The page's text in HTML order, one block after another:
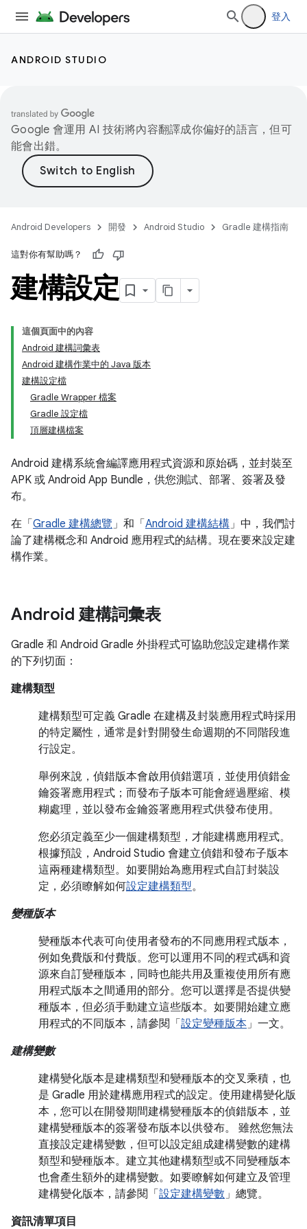
登入
ANDROID STUDIO
Google 會運用 AI 技術將內容翻譯成你偏好的語言，但可
能會出錯。
Android Developers 開發 Android Studio Gradle 建構指南
這對你有幫助嗎？
建構設定
這個頁面中的內容
Android 建構詞彙表
Android 建構作業中的 Java 版本
建構設定檔
Gradle Wrapper 檔案
Gradle 設定檔
頂層建構檔案
Android 建構系統會編譯應用程式資源和原始碼，並封裝至
APK 或 Android App Bundle，供您測試、部署、簽署及發
布。
在「 Gradle 建構總覽」和「 Android 建構結構」中，我們討
論了建構概念和 Android 應用程式的結構。現在要來設定建
構作業。
Android 建構詞彙表
Gradle 和 Android Gradle 外掛程式可協助您設定建構作業
的下列切面：
建構類型
建構類型可定義 Gradle 在建構及封裝應用程式時採用
的特定屬性，通常是針對開發生命週期的不同階段進
行設定。
舉例來說，偵錯版本會啟用偵錯選項，並使用偵錯金
鑰簽署應用程式；而發布子版本可能會經過壓縮、模
糊處理，並以發布金鑰簽署應用程式供發布使用。
您必須定義至少一個建構類型，才能建構應用程式。
根據預設，Android Studio 會建立偵錯和發布子版本
這兩種建構類型。如要開始為應用程式自訂封裝設
定，必須瞭解如何設定建構類型。
變種版本
變種版本代表可向使用者發布的不同應用程式版本，
例如免費版和付費版。您可以運用不同的程式碼和資
源來自訂變種版本，同時也能共用及重複使用所有應
用程式版本之間通用的部分。您可以選擇是否提供變
種版本，但必須手動建立這些版本。如要開始建立應
用程式的不同版本，請參閱「 設定變種版本」一文。
建構變數
建構變化版本是建構類型和變種版本的交叉乘積，也
是 Gradle 用於建構應用程式的設定。使用建構變化版
本，您可以在開發期間建構變種版本的偵錯版本，並
建構變種版本的簽署發布版本以供發布。 雖然您無法
直接設定建構變數，但可以設定組成建構變數的建構
類型和變種版本。建立其他建構類型或不同變種版本
也會產生額外的建構變數。如要瞭解如何建立及管理
建構變化版本，請參閱「 設定建構變數」總覽。
資訊清單項目